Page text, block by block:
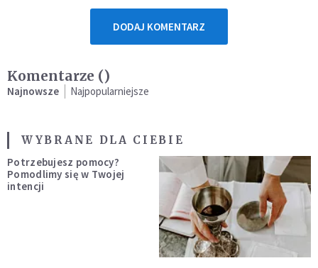
DODAJ KOMENTARZ
Komentarze ()
Najnowsze Najpopularniejsze
WYBRANE DLA CIEBIE
Potrzebujesz pomocy?
Pomodlimy się w Twojej
intencji